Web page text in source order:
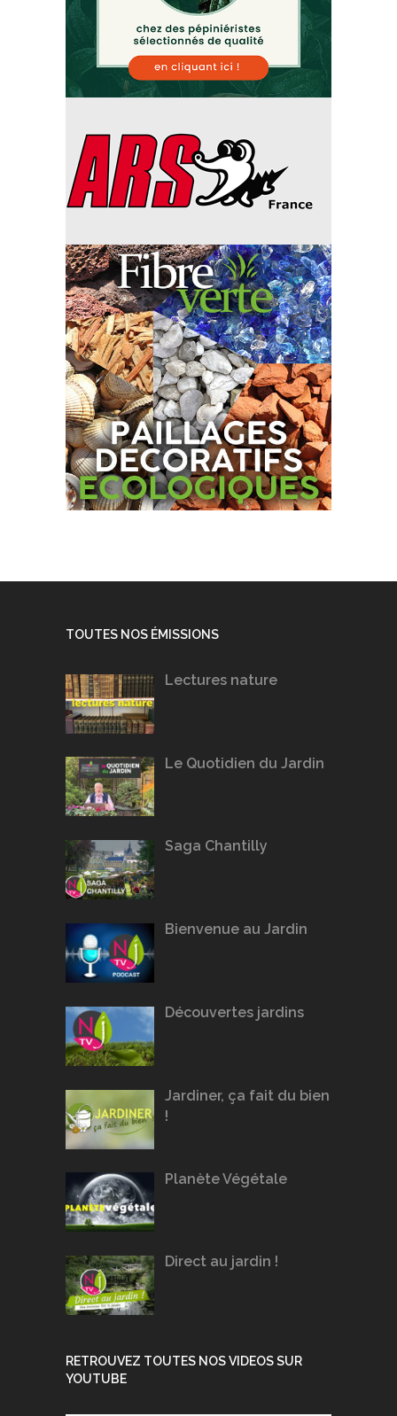
TOUTES NOS ÉMISSIONS
Lectures nature
Le Quotidien du Jardin
Saga Chantilly
Bienvenue au Jardin
Découvertes jardins
Jardiner, ça fait du bien
!
Planète Végétale
Direct au jardin !
RETROUVEZ TOUTES NOS VIDEOS SUR
YOUTUBE